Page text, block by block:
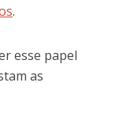
.
esse papel
as